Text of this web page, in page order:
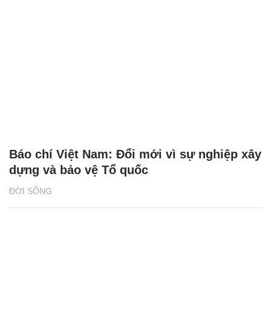
ĐỜI SỐNG
Báo chí Việt Nam: Đổi mới vì sự nghiệp xây
dựng và bảo vệ Tổ quốc